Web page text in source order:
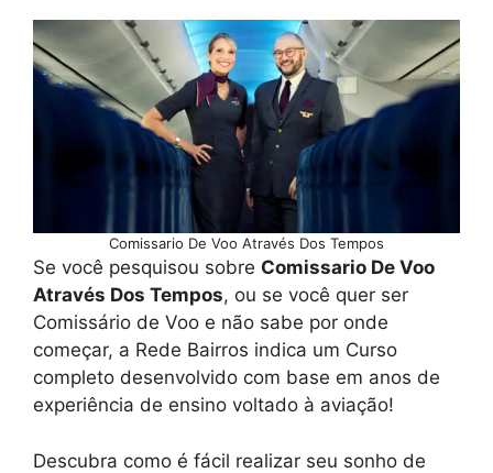
Comissario De Voo Através Dos Tempos
Se você pesquisou sobre Comissario De Voo
Através Dos Tempos, ou se você quer ser
Comissário de Voo e não sabe por onde
começar, a Rede Bairros indica um Curso
completo desenvolvido com base em anos de
experiência de ensino voltado à aviação!
Descubra como é fácil realizar seu sonho de